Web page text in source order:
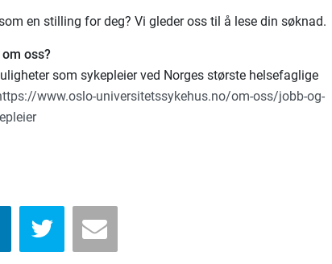
en stilling for deg? Vi gleder oss til å lese din søknad.
oss?
som sykepleier ved Norges største helsefaglige
www.oslo-universitetssykehus.no/om-oss/jobb-og-